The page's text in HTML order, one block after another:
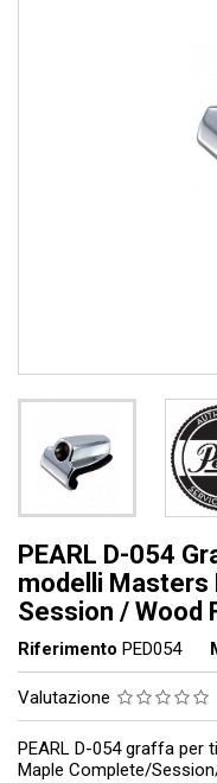
PEARL D-054
modelli Masters
Session / Wood
Riferimento PED054
Valutazione
PEARL D-054 graffa per
Maple Complete/